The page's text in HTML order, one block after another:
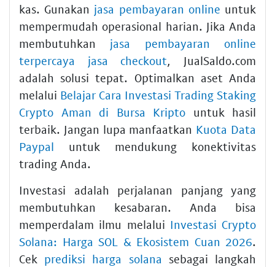
kas. Gunakan jasa pembayaran online untuk
mempermudah operasional harian. Jika Anda
membutuhkan jasa pembayaran online
terpercaya jasa checkout, JualSaldo.com
adalah solusi tepat. Optimalkan aset Anda
melalui Belajar Cara Investasi Trading Staking
Crypto Aman di Bursa Kripto untuk hasil
terbaik. Jangan lupa manfaatkan Kuota Data
Paypal untuk mendukung konektivitas
trading Anda.
Investasi adalah perjalanan panjang yang
membutuhkan kesabaran. Anda bisa
memperdalam ilmu melalui Investasi Crypto
Solana: Harga SOL & Ekosistem Cuan 2026.
Cek prediksi harga solana sebagai langkah